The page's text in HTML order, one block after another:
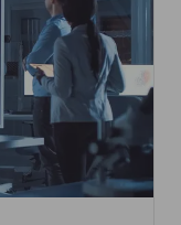
Instagram,